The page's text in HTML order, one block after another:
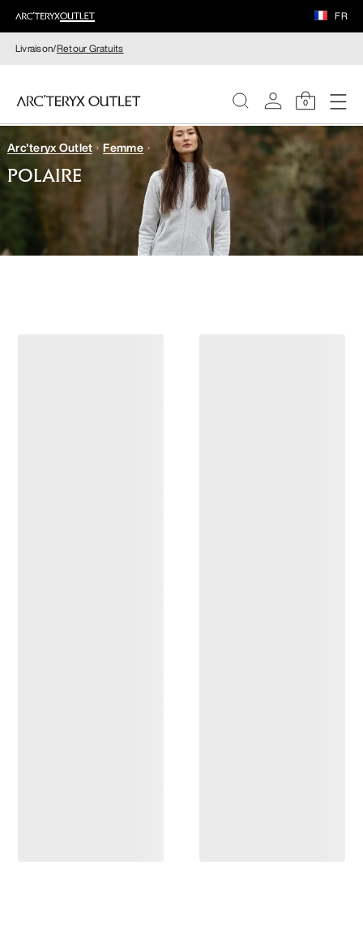
FR
Livraison/Retour Gratuits
0
FEMME
HOMME
Arc'teryx Outlet Femme
POLAIRE